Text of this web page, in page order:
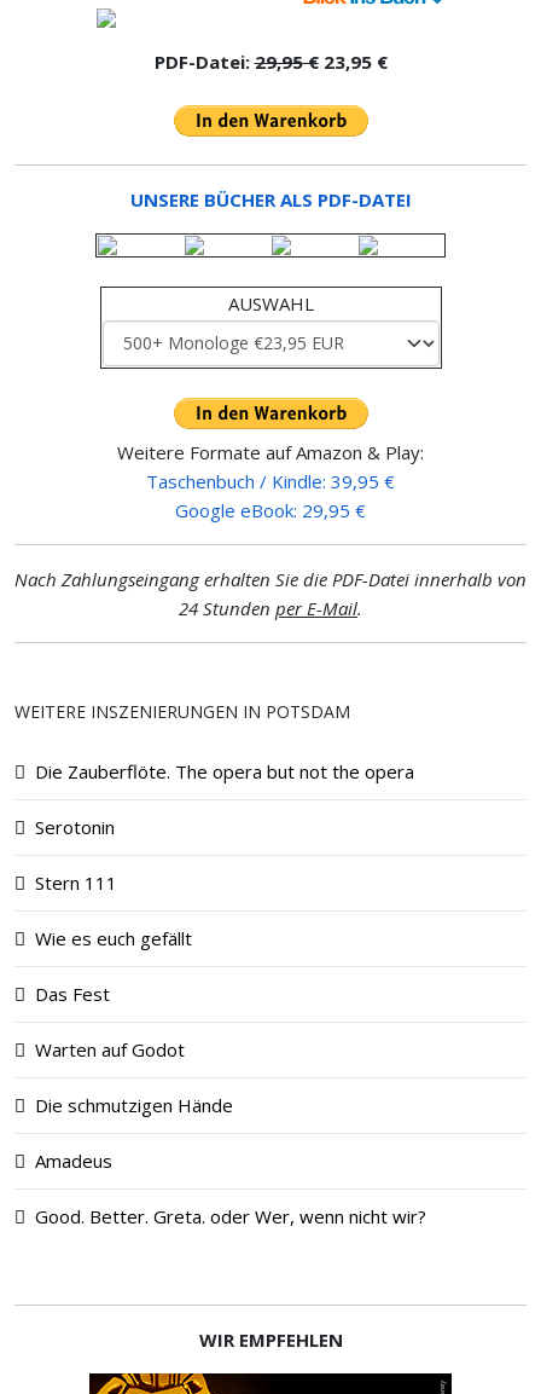
PDF-Datei:29,95 €23,95 €
UNSERE BÜCHER ALS PDF-DATEI
AUSWAHL
Weitere Formate auf Amazon & Play:
Taschenbuch / Kindle: 39,95 €
Google eBook: 29,95 €
Nach Zahlungseingang erhalten Sie die PDF-Datei innerhalb von
24 Stunden per E-Mail.
WEITERE INSZENIERUNGEN IN POTSDAM
Die Zauberflöte. The opera but not the opera
Serotonin
Stern 111
Wie es euch gefällt
Das Fest
Warten auf Godot
Die schmutzigen Hände
Amadeus
Good. Better. Greta. oder Wer, wenn nicht wir?
WIR EMPFEHLEN